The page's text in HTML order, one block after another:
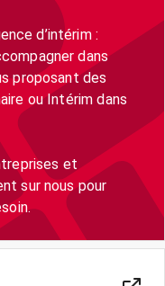
d’intérim :
dans
proposant des
ou Intérim dans
et
sur nous pour